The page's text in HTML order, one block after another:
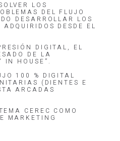
LOS
DEL FLUJO
DESARROLLAR LOS
DESDE EL
DIGITAL, EL
DE LA
IN HOUSE”.
100 % DIGITAL
(DIENTES E
ARCADAS
CEREC COMO
MARKETING